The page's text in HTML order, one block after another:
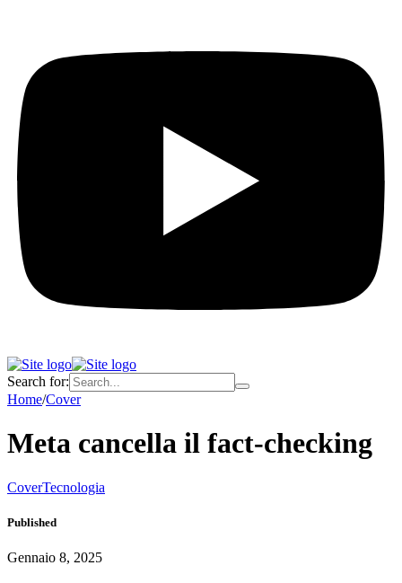
Search for:
Home/Cover
Meta cancella il fact-checking
CoverTecnologia
Published
Gennaio 8, 2025